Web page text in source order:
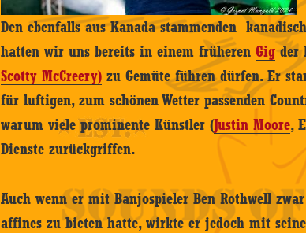
Den ebenfalls aus Kanada stammenden
hatten wir uns bereits in einem früherenGigder
Scotty McCreery) zu Gemüte führen dürfen. Er
für luftigen, zum schönen Wetter passenden
warum viele prominente Künstler (Justin Moore,
Dienste zurückgriffen.
Auch wenn er mit Banjospieler Ben Rothwell
affines zu bieten hatte, wirkte er jedoch mit